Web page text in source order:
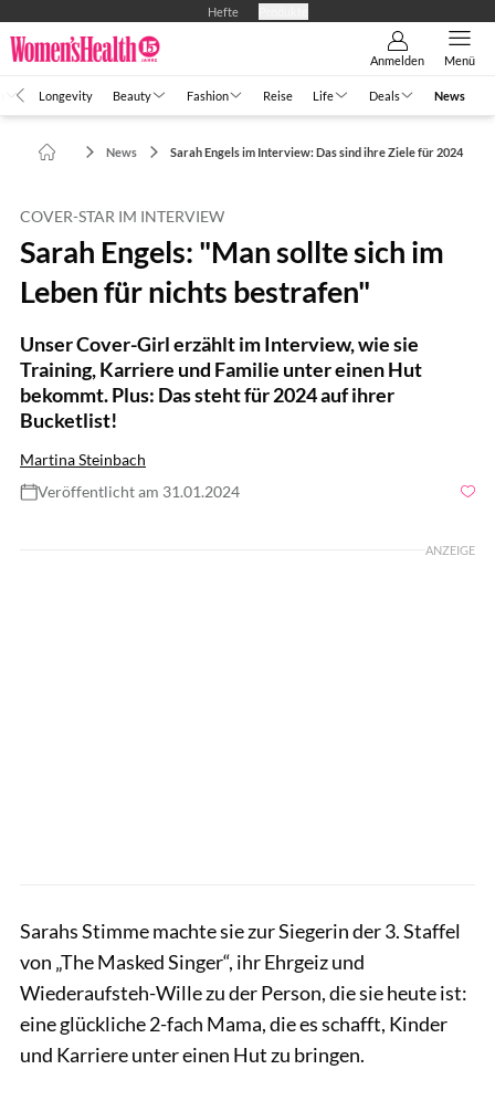
Hefte
Anmelden Menü
Longevity Beauty Fashion Reise Life Deals News
News Sarah Engels im Interview: Das sind ihre Ziele für 2024
COVER-STAR IM INTERVIEW
Sarah Engels: "Man sollte sich im
Leben für nichts bestrafen"
Unser Cover-Girl erzählt im Interview, wie sie
Training, Karriere und Familie unter einen Hut
bekommt. Plus: Das steht für 2024 auf ihrer
Bucketlist!
Martina Steinbach
Veröffentlicht am 31.01.2024
ANZEIGE
Sarahs Stimme machte sie zur Siegerin der 3. Staffel
von „The Masked Singer“, ihr Ehrgeiz und
Wiederaufsteh-Wille zu der Person, die sie heute ist:
eine glückliche 2-fach Mama, die es schafft, Kinder
und Karriere unter einen Hut zu bringen.